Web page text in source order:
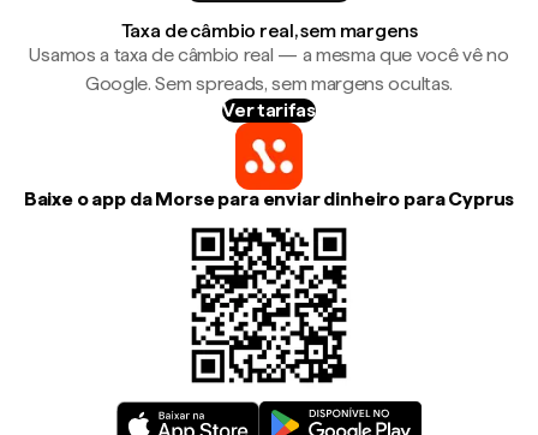
Taxa de câmbio real, sem margens
Usamos a taxa de câmbio real — a mesma que você vê no
Google. Sem spreads, sem margens ocultas.
Ver tarifas
Baixe o app da Morse para enviar dinheiro para Cyprus